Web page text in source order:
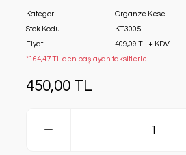
Kategori
Organze Kese
Stok Kodu
KT3005
Fiyat
409,09 TL + KDV
*164,47 TL den başlayan taksitlerle!!
450,00 TL